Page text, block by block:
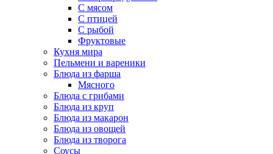
С мясом
С птицей
С рыбой
Фруктовые
Кухня мира
Пельмени и вареники
Блюда из фарша
Мясного
Блюда с грибами
Блюда из круп
Блюда из макарон
Блюда из овощей
Блюда из творога
Соусы